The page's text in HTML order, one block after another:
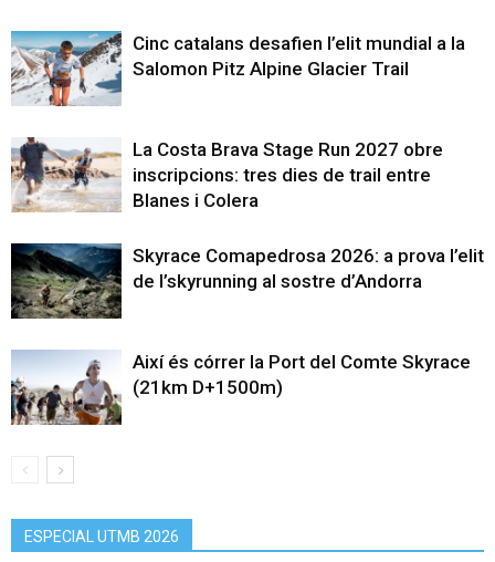
Cinc catalans desafien l’elit mundial a la
Salomon Pitz Alpine Glacier Trail
La Costa Brava Stage Run 2027 obre
inscripcions: tres dies de trail entre
Blanes i Colera
Skyrace Comapedrosa 2026: a prova l’elit
de l’skyrunning al sostre d’Andorra
Així és córrer la Port del Comte Skyrace
(21km D+1500m)
ESPECIAL UTMB 2026